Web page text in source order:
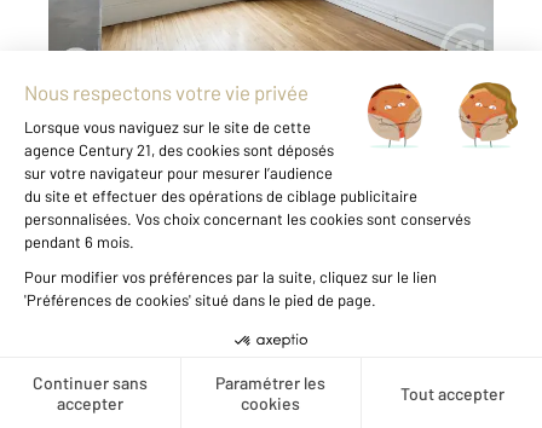
Créer une alerte
PARIS 14e - Quartier Montsouris. Contact:
L'agence Century 21 Lutèce immobilier vous
présente en exclusivité, rue de l'Amiral
Mouchez, dans un immeuble ancien bien tenu,
au quatrième étage sans ascenseur, un ...